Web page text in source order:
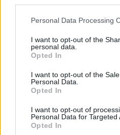
Personal Data Processing
I want to opt-out of the
personal data.
Opted In
I want to opt-out of the
Personal Data.
Opted In
I want to opt-out of
Personal Data for Targeted
Opted In